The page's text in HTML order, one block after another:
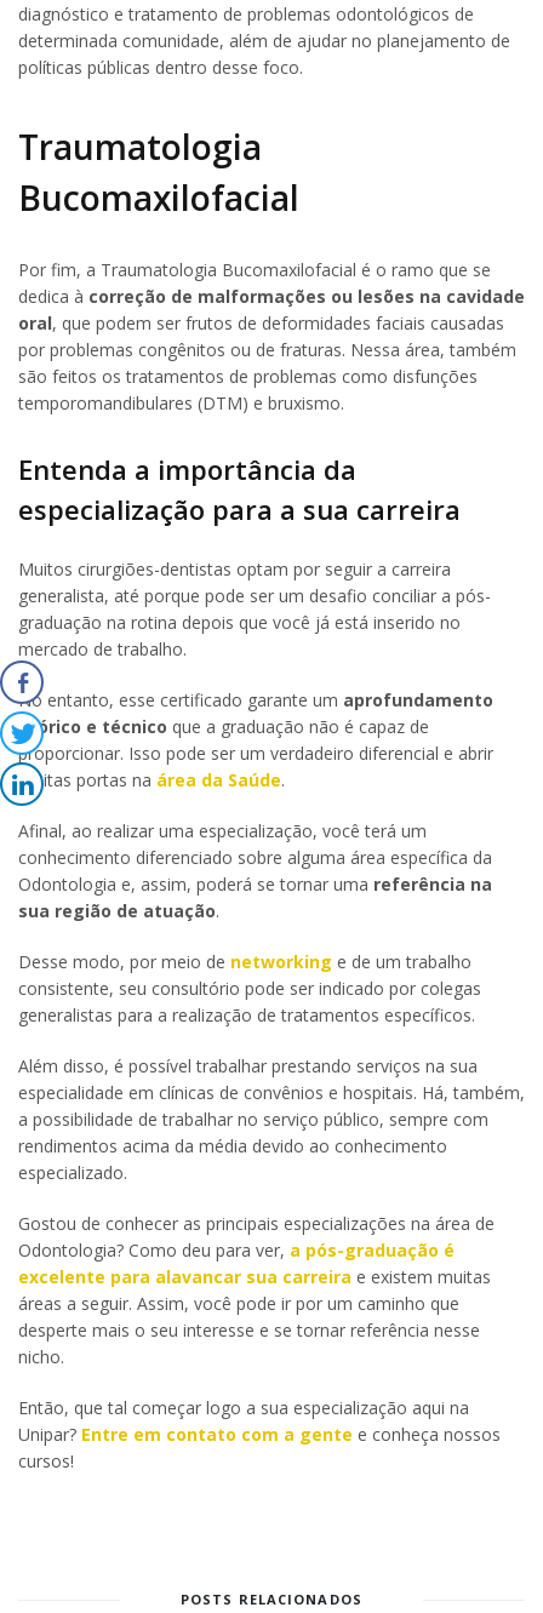
diagnóstico e tratamento de problemas odontológicos de
determinada comunidade, além de ajudar no planejamento de
políticas públicas dentro desse foco.
Traumatologia
Bucomaxilofacial
Por fim, a Traumatologia Bucomaxilofacial é o ramo que se
dedica à correção de malformações ou lesões na cavidade
oral, que podem ser frutos de deformidades faciais causadas
por problemas congênitos ou de fraturas. Nessa área, também
são feitos os tratamentos de problemas como disfunções
temporomandibulares (DTM) e bruxismo.
Entenda a importância da
especialização para a sua carreira
Muitos cirurgiões-dentistas optam por seguir a carreira
generalista, até porque pode ser um desafio conciliar a pós-
graduação na rotina depois que você já está inserido no
mercado de trabalho.
No entanto, esse certificado garante um aprofundamento
teórico e técnico que a graduação não é capaz de
proporcionar. Isso pode ser um verdadeiro diferencial e abrir
muitas portas na área da Saúde.
Afinal, ao realizar uma especialização, você terá um
conhecimento diferenciado sobre alguma área específica da
Odontologia e, assim, poderá se tornar uma referência na
sua região de atuação.
Desse modo, por meio de networking e de um trabalho
consistente, seu consultório pode ser indicado por colegas
generalistas para a realização de tratamentos específicos.
Além disso, é possível trabalhar prestando serviços na sua
especialidade em clínicas de convênios e hospitais. Há, também,
a possibilidade de trabalhar no serviço público, sempre com
rendimentos acima da média devido ao conhecimento
especializado.
Gostou de conhecer as principais especializações na área de
Odontologia? Como deu para ver, a pós-graduação é
excelente para alavancar sua carreira e existem muitas
áreas a seguir. Assim, você pode ir por um caminho que
desperte mais o seu interesse e se tornar referência nesse
nicho.
Então, que tal começar logo a sua especialização aqui na
Unipar? Entre em contato com a gente e conheça nossos
cursos!
POSTS RELACIONADOS